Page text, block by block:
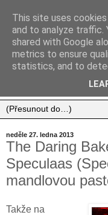
Jídlo, cestování, život.
neděle 27. ledna 2013
The Daring
Speculaas
mandlovou
Takže na
This site uses
and to analyze traffic.
shared with Google
metrics to ensure
statistics, and to